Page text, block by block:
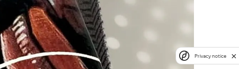
Privacy notice